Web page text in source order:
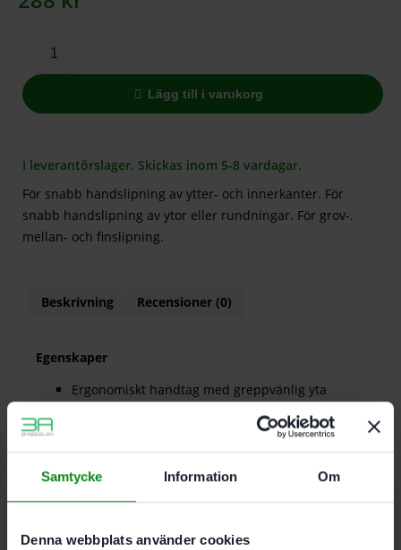
Samtycke Information Om
Denna webbplats använder cookies
Lägg till i varukorg
I leverantörslager. Skickas inom 5-8 vardagar.
För snabb handslipning av ytter- och innerkanter. För
snabb handslipning av ytor eller rundningar. För grov-.
mellan- och finslipning.
Beskrivning Recensioner (0)
Egenskaper
Ergonomiskt handtag med greppvänlig yta
förhindrar blåsor på händerna
Passar Festools slippappersstorlekar
För snabb handslipning av ytor eller rundningar
För grov-. mellan- och finslipning
För fäste av StickFix slipskivor Ø 150 mm